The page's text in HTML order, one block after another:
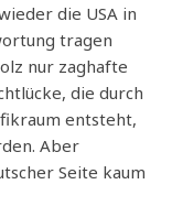
die USA in
tragen
nur zaghafte
die durch
entsteht,
Aber
Seite kaum